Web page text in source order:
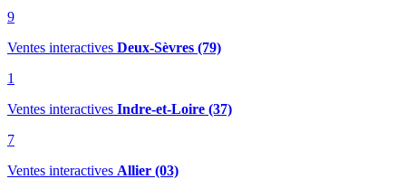
9
Ventes interactives Deux-Sèvres (79)
1
Ventes interactives Indre-et-Loire (37)
7
Ventes interactives Allier (03)